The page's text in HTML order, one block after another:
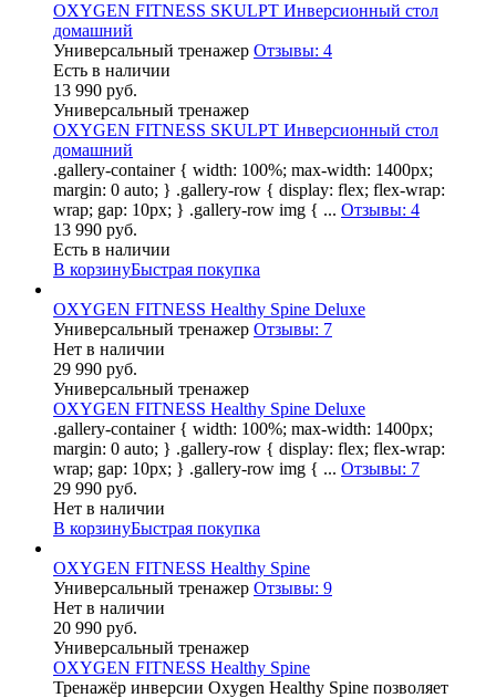
OXYGEN FITNESS SKULPT Инверсионный стол
домашний
Универсальный тренажер Отзывы: 4
Есть в наличии
13 990 руб.
Универсальный тренажер
OXYGEN FITNESS SKULPT Инверсионный стол
домашний
.gallery-container { width: 100%; max-width: 1400px;
margin: 0 auto; } .gallery-row { display: flex; flex-wrap:
wrap; gap: 10px; } .gallery-row img { ... Отзывы: 4
13 990 руб.
Есть в наличии
В корзинуБыстрая покупка
OXYGEN FITNESS Healthy Spine Deluxe
Универсальный тренажер Отзывы: 7
Нет в наличии
29 990 руб.
Универсальный тренажер
OXYGEN FITNESS Healthy Spine Deluxe
.gallery-container { width: 100%; max-width: 1400px;
margin: 0 auto; } .gallery-row { display: flex; flex-wrap:
wrap; gap: 10px; } .gallery-row img { ... Отзывы: 7
29 990 руб.
Нет в наличии
В корзинуБыстрая покупка
OXYGEN FITNESS Healthy Spine
Универсальный тренажер Отзывы: 9
Нет в наличии
20 990 руб.
Универсальный тренажер
OXYGEN FITNESS Healthy Spine
Тренажёр инверсии Oxygen Healthy Spine позволяет